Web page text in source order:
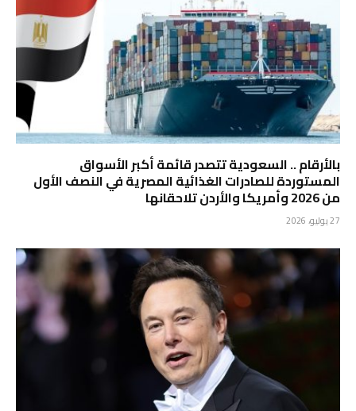
بالأرقام .. السعودية تتصدر قائمة أكبر الأسواق
المستوردة للصادرات الغذائية المصرية في النصف الأول
من 2026 وأمريكا والأردن تلاحقانها
27 يوليو، 2026